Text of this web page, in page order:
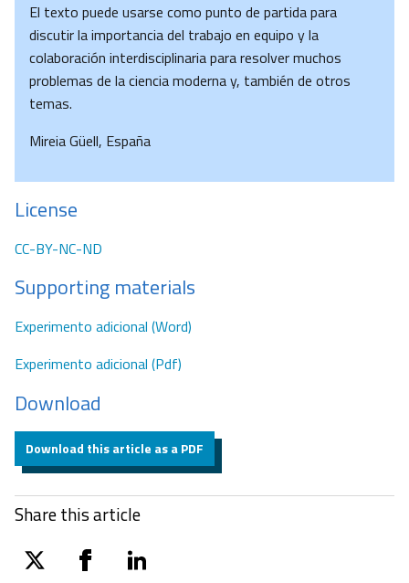
El texto puede usarse como punto de partida para
discutir la importancia del trabajo en equipo y la
colaboración interdisciplinaria para resolver muchos
problemas de la ciencia moderna y, también de otros
temas.
Mireia Güell, España
License
CC-BY-NC-ND
Supporting materials
Experimento adicional (Word)
Experimento adicional (Pdf)
Download
Download this article as a PDF
Share this article
twitter facebooklinkedin